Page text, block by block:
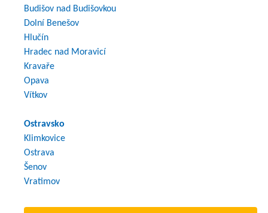
Budišov nad Budišovkou
Dolní Benešov
Hlučín
Hradec nad Moravicí
Kravaře
Opava
Vítkov
Ostravsko
Klimkovice
Ostrava
Šenov
Vratimov